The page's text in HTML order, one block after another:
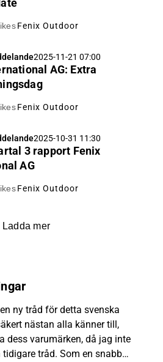
Fenix Outdoor
2025-11-21 07:00
AG: Extra
Fenix Outdoor
2025-10-31 11:30
3 rapport Fenix
AG
Fenix Outdoor
Ladda mer
ny tråd för detta svenska
nästan alla känner till,
dess varumärken, då jag inte
tråd. Som en snabb